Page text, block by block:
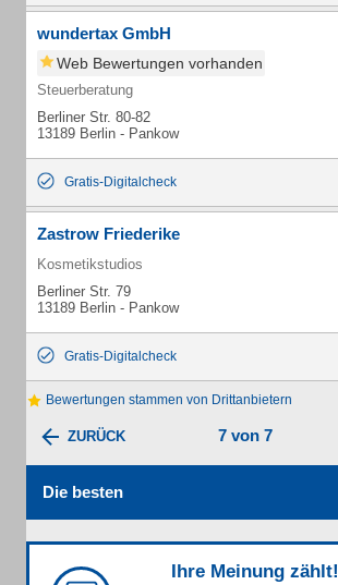
wundertax GmbH
Web Bewertungen vorhanden
Steuerberatung
Berliner Str. 80-82
13189 Berlin - Pankow
Gratis-Digitalcheck
Zastrow Friederike
Kosmetikstudios
Berliner Str. 79
13189 Berlin - Pankow
Gratis-Digitalcheck
Bewertungen stammen von Drittanbietern
ZURÜCK 7 von 7
Die besten
Ihre Meinung zählt!